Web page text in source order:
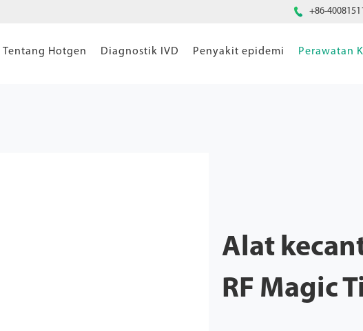
 +86-
Tentang Hotgen Diagnostik IVD Penyakit epidemi Perawatan
Alat
RF Magic